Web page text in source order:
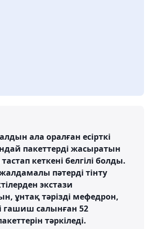
ала оралған есірткі
пакеттерді жасыратын
кеткені белгілі болды.
пәтерді тінту
экстази
ұнтақ тәрізді мефедрон,
гашиш салынған 52
тәркіледі.